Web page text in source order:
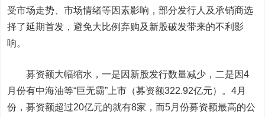
受市场走势、市场情绪等因素影响，部分发行人及承销商选
择了延期首发，避免大比例弃购及新股破发带来的不利影
响。
募资额大幅缩水，一是因新股发行数量减少，二是因4
月份有中海油等“巨无霸”上市（募资额322.92亿元）。4月
份，募资额超过20亿元的就有8家，而5月份募资额最高的公